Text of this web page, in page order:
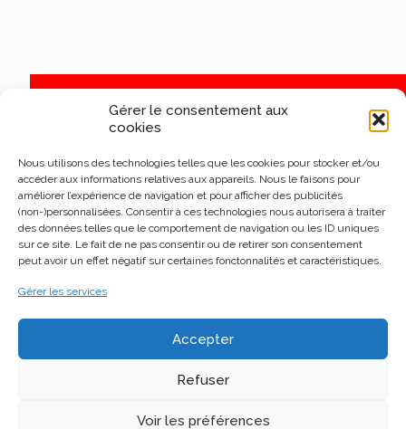
Gérer le consentement aux
cookies
Nous utilisons des technologies telles que les cookies pour stocker et/ou
accéder aux informations relatives aux appareils. Nous le faisons pour
améliorer l’expérience de navigation et pour afficher des publicités
(non-)personnalisées. Consentir à ces technologies nous autorisera à traiter
des données telles que le comportement de navigation ou les ID uniques
sur ce site. Le fait de ne pas consentir ou de retirer son consentement
peut avoir un effet négatif sur certaines fonctonnalités et caractéristiques.
Gérer les services
Accepter
Refuser
Voir les préférences